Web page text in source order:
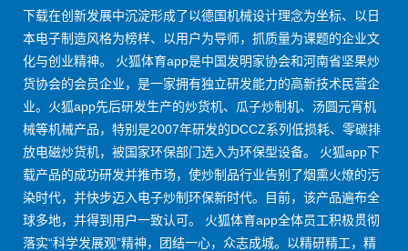
下载在创新发展中沉淀形成了以德国机械设计理念为坐标、以日
本电子制造风格为榜样、以用户为导师，抓质量为课题的企业文
化与创业精神。 火狐体育app是中国发明家协会和河南省坚果炒
货协会的会员企业，是一家拥有独立研发能力的高新技术民营企
业。火狐app先后研发生产的炒货机、瓜子炒制机、汤圆元宵机
械等机械产品，特别是2007年研发的DCCZ系列低损耗、零碳排
放电磁炒货机，被国家环保部门选入为环保型设备。 火狐app下
载产品的成功研发并推市场，使炒制品行业告别了烟熏火燎的污
染时代，并快步迈入电子炒制环保新时代。目前，该产品遍布全
球多地，并得到用户一致认可。 火狐体育app全体员工积极贯彻
落实“科学发展观”精神，团结一心，众志成城。以精研精工，精